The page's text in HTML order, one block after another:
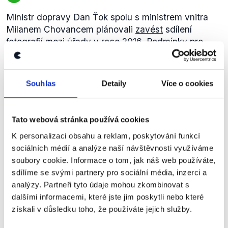
Souhlas Detaily Více o cookies
Tato webová stránka používá cookies
K personalizaci obsahu a reklam, poskytování funkcí
sociálních médií a analýze naší návštěvnosti využíváme
soubory cookie. Informace o tom, jak náš web používáte,
sdílíme se svými partnery pro sociální média, inzerci a
analýzy. Partneři tyto údaje mohou zkombinovat s
dalšími informacemi, které jste jim poskytli nebo které
získali v důsledku toho, že používáte jejich služby.
Ministr dopravy Dan Ťok spolu s ministrem vnitra
Milanem Chovancem plánovali zavést sdílení
fotografií mezi úřady v roce 2016. Podmínky pro
zavedení tohoto opatření nebyly údajně připraveny,
vyškrtnuto. Farský na
svém Facebooku v březnu
2017 popisoval, že chtěli zmíněnou úpravu po
roky oddalovat. Zmíněnou komunikaci mezi lídrem
STAN a resortem dopravy se nám nicméně
nepodařilo dohledat.
Následně skupina poslanců zastoupená Věrou
Kovářovoupředložilanávrh novely zákona o
provozu na pozemních komunikacích v květnu 2016.
Do skupiny poslanců předkládajících tuto novelu
patřil i Jan Farský. Návrh novely prošel Poslaneckou
sněmovnou, Senátem a byl podepsán prezidentem.